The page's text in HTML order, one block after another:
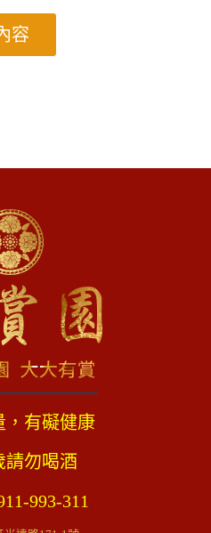
容
，有礙健康
請勿喝酒
993-311